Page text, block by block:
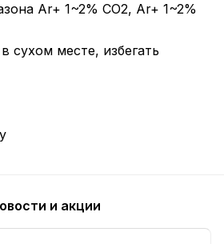
Ar+ 1~2% CO2, Ar+ 1~2%
сухом месте, избегать
и акции